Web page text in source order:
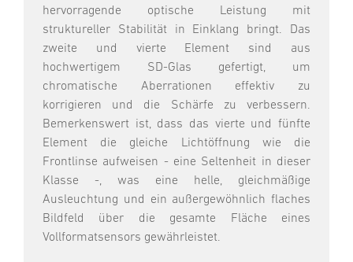
hervorragende optische Leistung mit
struktureller Stabilität in Einklang bringt. Das
zweite und vierte Element sind aus
hochwertigem SD-Glas gefertigt, um
chromatische Aberrationen effektiv zu
korrigieren und die Schärfe zu verbessern.
Bemerkenswert ist, dass das vierte und fünfte
Element die gleiche Lichtöffnung wie die
Frontlinse aufweisen - eine Seltenheit in dieser
Klasse -, was eine helle, gleichmäßige
Ausleuchtung und ein außergewöhnlich flaches
Bildfeld über die gesamte Fläche eines
Vollformatsensors gewährleistet.